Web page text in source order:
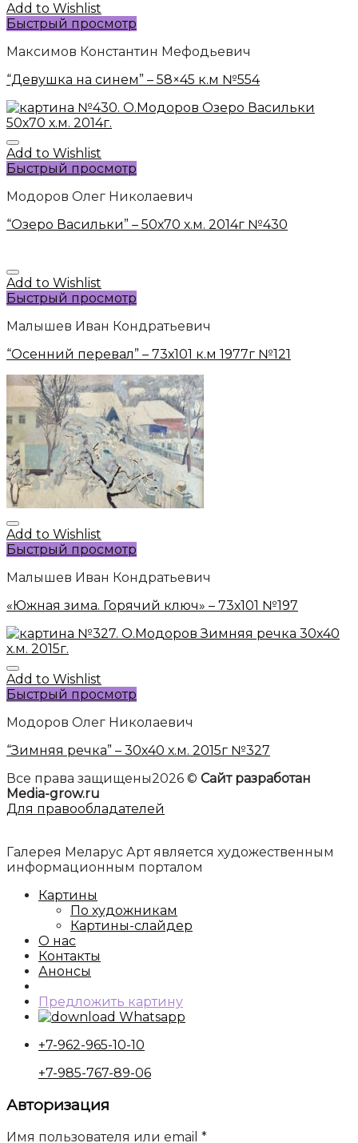
Add to Wishlist
Быстрый просмотр
Максимов Константин Мефодьевич
“Девушка на синем” – 58×45 к.м №554
Add to Wishlist
Быстрый просмотр
Модоров Олег Николаевич
“Озеро Васильки” – 50х70 х.м. 2014г №430
Add to Wishlist
Быстрый просмотр
Малышев Иван Кондратьевич
“Осенний перевал” – 73х101 к.м 1977г №121
Add to Wishlist
Быстрый просмотр
Малышев Иван Кондратьевич
«Южная зима. Горячий ключ» – 73х101 №197
Add to Wishlist
Быстрый просмотр
Модоров Олег Николаевич
“Зимняя речка” – 30х40 х.м. 2015г №327
Все права защищены2026 © Сайт разработан
Media-grow.ru
Для правообладателей
Галерея Меларус Арт является художественным
информационным порталом
Картины
По художникам
Картины-слайдер
О нас
Контакты
Анонсы
Предложить картину
Whatsapp
+7-962-965-10-10
+7-985-767-89-06
Авторизация
Имя пользователя или email *